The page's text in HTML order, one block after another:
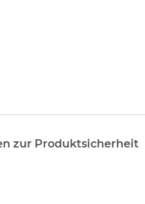
zur Produktsicherheit